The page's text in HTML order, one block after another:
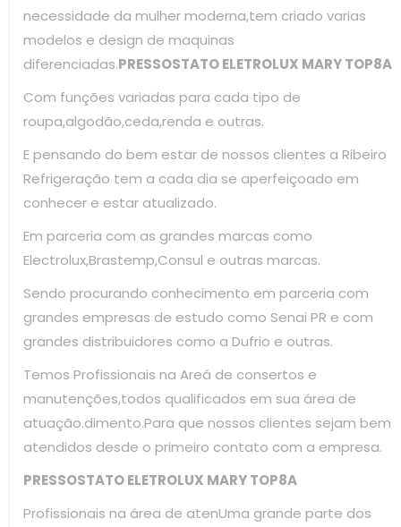
necessidade da mulher moderna,tem criado varias
modelos e design de maquinas
diferenciadas.PRESSOSTATO ELETROLUX MARY TOP8A
Com funções variadas para cada tipo de
roupa,algodão,ceda,renda e outras.
E pensando do bem estar de nossos clientes a Ribeiro
Refrigeração tem a cada dia se aperfeiçoado em
conhecer e estar atualizado.
Em parceria com as grandes marcas como
Electrolux,Brastemp,Consul e outras marcas.
Sendo procurando conhecimento em parceria com
grandes empresas de estudo como Senai PR e com
grandes distribuidores como a Dufrio e outras.
Temos Profissionais na Areá de consertos e
manutenções,todos qualificados em sua área de
atuação.dimento.Para que nossos clientes sejam bem
atendidos desde o primeiro contato com a empresa.
PRESSOSTATO ELETROLUX MARY TOP8A
Profissionais na área de atenUma grande parte dos